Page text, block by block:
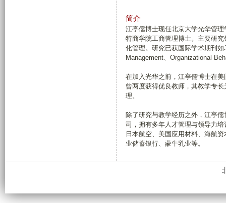
简介
江亭儒博士现任北京大学光华管
特商学院工商管理博士。主要研
化管理。研究已获国际学术期刊
Management、Organizational
在加入光华之前，江亭儒博士在
曾两度获得优良教师，其教学专
理。
除了研究与教学经历之外，江亭
司，拥有多年人才管理与领导力
日本航空、美国应用材料、海航
业储蓄银行、蒙牛乳业等。